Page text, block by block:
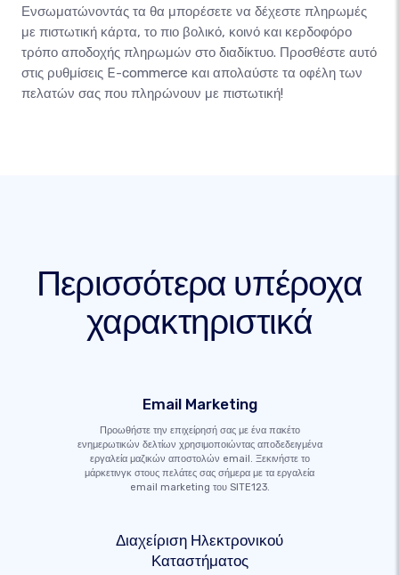
Ενσωματώνοντάς τα θα μπορέσετε να δέχεστε πληρωμές
με πιστωτική κάρτα, το πιο βολικό, κοινό και κερδοφόρο
τρόπο αποδοχής πληρωμών στο διαδίκτυο. Προσθέστε αυτό
στις ρυθμίσεις E-commerce και απολαύστε τα οφέλη των
πελατών σας που πληρώνουν με πιστωτική!
Περισσότερα υπέροχα
χαρακτηριστικά
Email Marketing
Προωθήστε την επιχείρησή σας με ένα πακέτο
ενημερωτικών δελτίων χρησιμοποιώντας αποδεδειγμένα
εργαλεία μαζικών αποστολών email. Ξεκινήστε το
μάρκετινγκ στους πελάτες σας σήμερα με τα εργαλεία
email marketing του SITE123.
Διαχείριση Ηλεκτρονικού
Καταστήματος